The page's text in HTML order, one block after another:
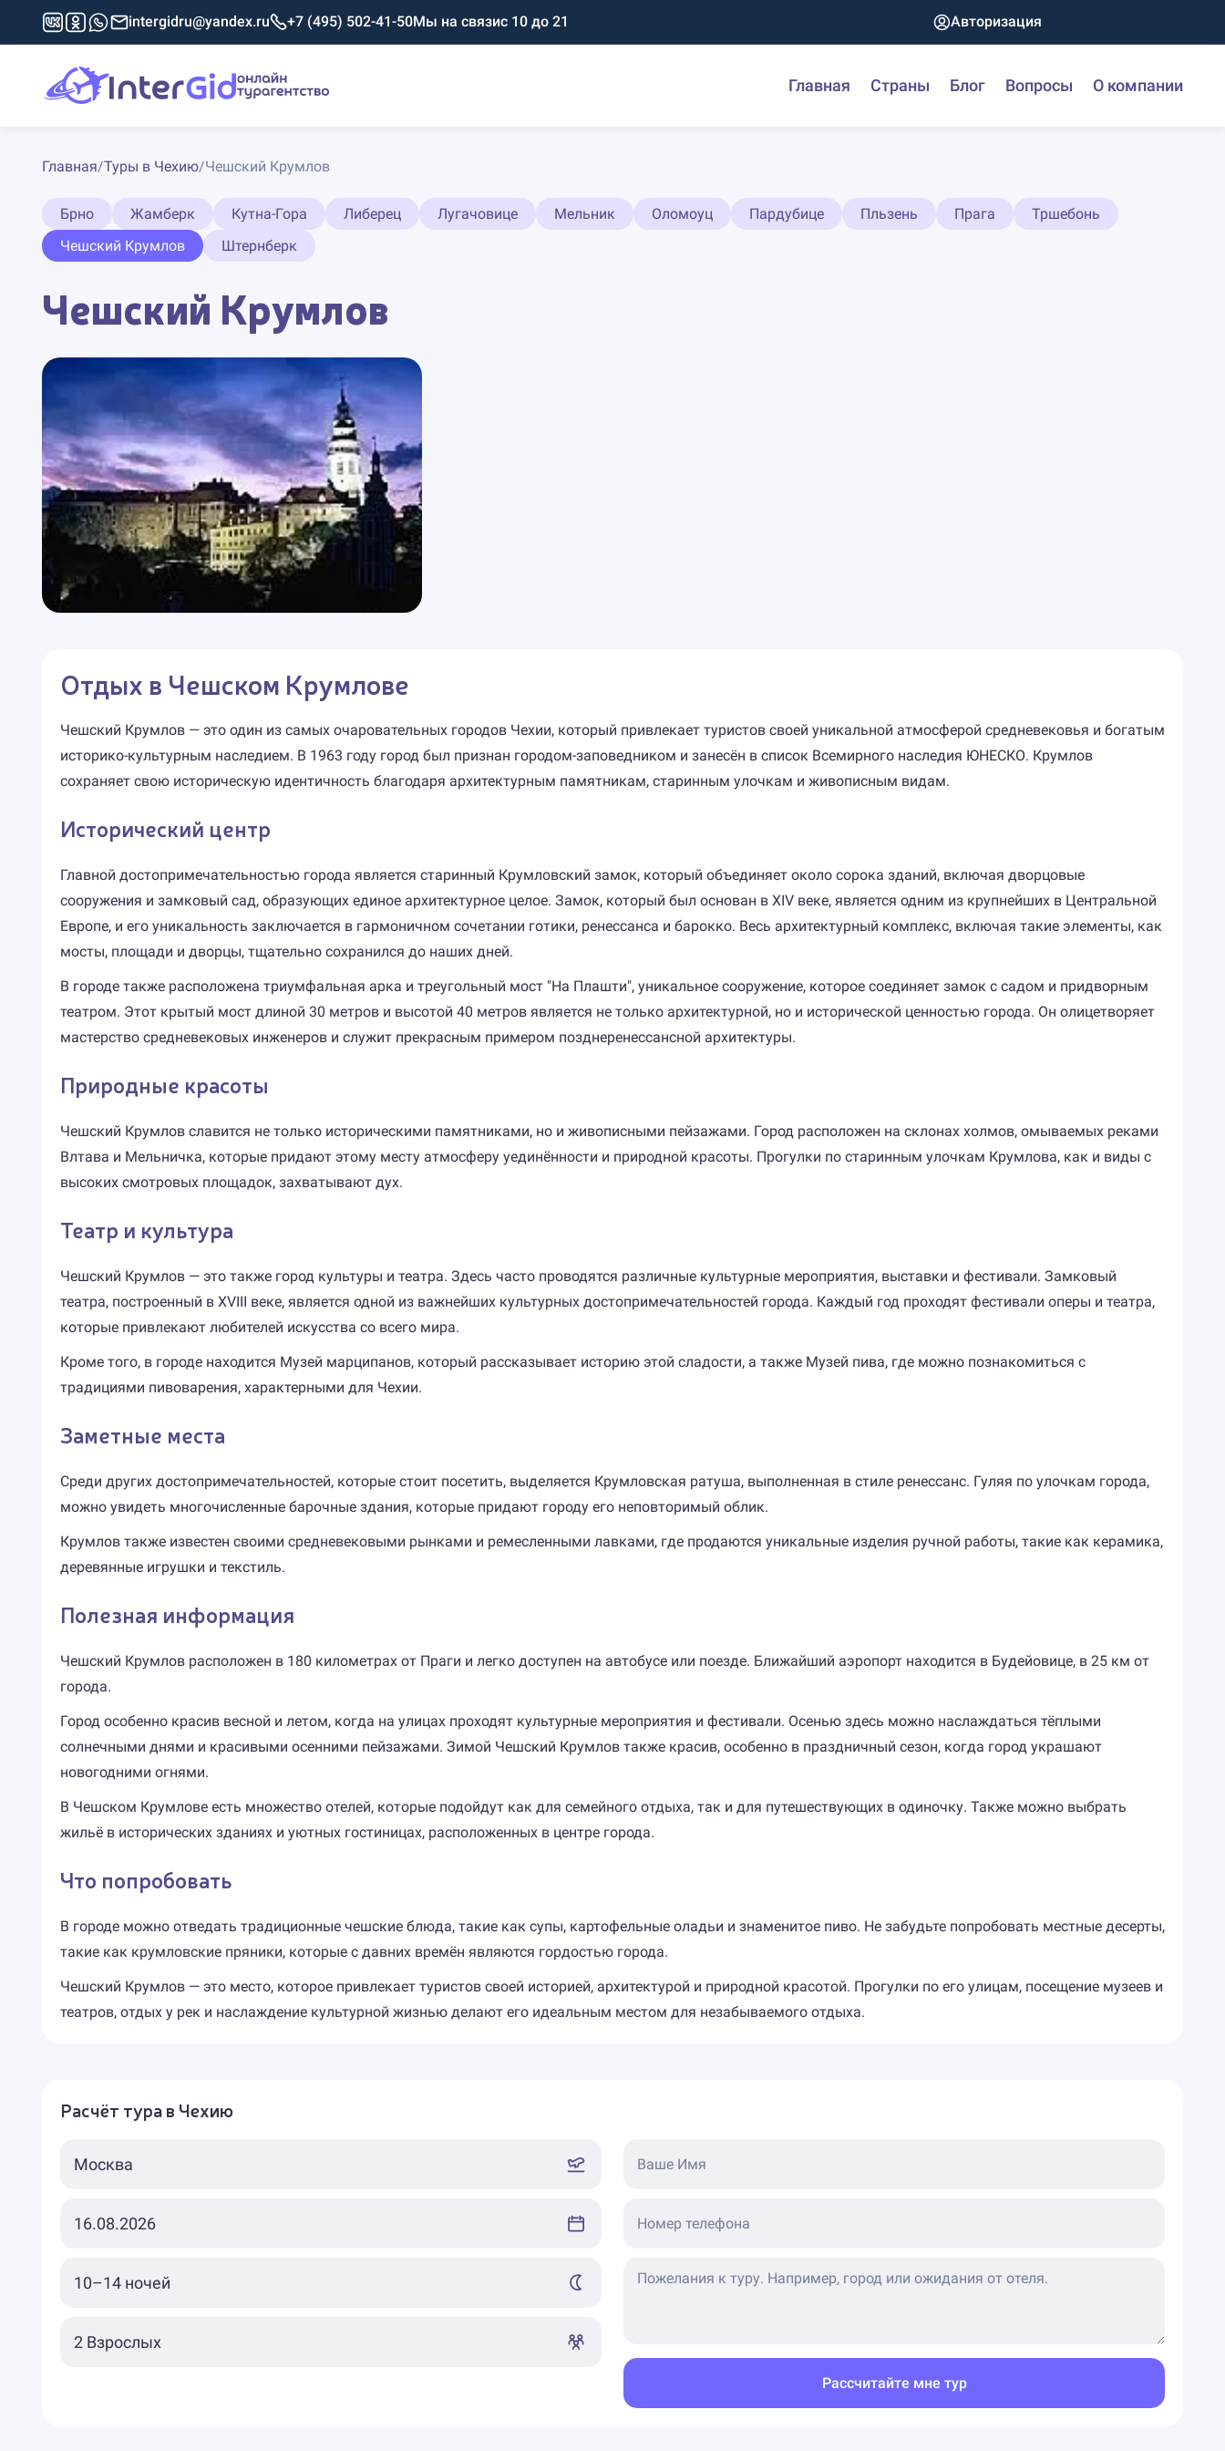
intergidru@yandex.ru +7 (495) 502-41-50Мы на связис 10 до 21 Авторизация
Главная Страны Блог Вопросы О компании
Главная/Туры в Чехию/Чешский Крумлов
Брно Жамберк Кутна-Гора Либерец Лугачовице Мельник Оломоуц Пардубице Пльзень Прага
Тршебонь
Чешский Крумлов
Штернберк
Чешский Крумлов
Отдых в Чешском Крумлове
Чешский Крумлов — это один из самых очаровательных городов Чехии, который привлекает туристов своей уникальной атмосферой средневековья и богатым
историко-культурным наследием. В 1963 году город был признан городом-заповедником и занесён в список Всемирного наследия ЮНЕСКО. Крумлов
сохраняет свою историческую идентичность благодаря архитектурным памятникам, старинным улочкам и живописным видам.
Исторический центр
Главной достопримечательностью города является старинный Крумловский замок, который объединяет около сорока зданий, включая дворцовые
сооружения и замковый сад, образующих единое архитектурное целое. Замок, который был основан в XIV веке, является одним из крупнейших в Центральной
Европе, и его уникальность заключается в гармоничном сочетании готики, ренессанса и барокко. Весь архитектурный комплекс, включая такие элементы, как
мосты, площади и дворцы, тщательно сохранился до наших дней.
В городе также расположена триумфальная арка и треугольный мост "На Плашти", уникальное сооружение, которое соединяет замок с садом и придворным
театром. Этот крытый мост длиной 30 метров и высотой 40 метров является не только архитектурной, но и исторической ценностью города. Он олицетворяет
мастерство средневековых инженеров и служит прекрасным примером позднеренессансной архитектуры.
Природные красоты
Чешский Крумлов славится не только историческими памятниками, но и живописными пейзажами. Город расположен на склонах холмов, омываемых реками
Влтава и Мельничка, которые придают этому месту атмосферу уединённости и природной красоты. Прогулки по старинным улочкам Крумлова, как и виды с
высоких смотровых площадок, захватывают дух.
Театр и культура
Чешский Крумлов — это также город культуры и театра. Здесь часто проводятся различные культурные мероприятия, выставки и фестивали. Замковый
театра, построенный в XVIII веке, является одной из важнейших культурных достопримечательностей города. Каждый год проходят фестивали оперы и театра,
которые привлекают любителей искусства со всего мира.
Кроме того, в городе находится Музей марципанов, который рассказывает историю этой сладости, а также Музей пива, где можно познакомиться с
традициями пивоварения, характерными для Чехии.
Заметные места
Среди других достопримечательностей, которые стоит посетить, выделяется Крумловская ратуша, выполненная в стиле ренессанс. Гуляя по улочкам города,
можно увидеть многочисленные барочные здания, которые придают городу его неповторимый облик.
Крумлов также известен своими средневековыми рынками и ремесленными лавками, где продаются уникальные изделия ручной работы, такие как керамика,
деревянные игрушки и текстиль.
Полезная информация
Чешский Крумлов расположен в 180 километрах от Праги и легко доступен на автобусе или поезде. Ближайший аэропорт находится в Будейовице, в 25 км от
города.
Город особенно красив весной и летом, когда на улицах проходят культурные мероприятия и фестивали. Осенью здесь можно наслаждаться тёплыми
солнечными днями и красивыми осенними пейзажами. Зимой Чешский Крумлов также красив, особенно в праздничный сезон, когда город украшают
новогодними огнями.
В Чешском Крумлове есть множество отелей, которые подойдут как для семейного отдыха, так и для путешествующих в одиночку. Также можно выбрать
жильё в исторических зданиях и уютных гостиницах, расположенных в центре города.
Что попробовать
В городе можно отведать традиционные чешские блюда, такие как супы, картофельные оладьи и знаменитое пиво. Не забудьте попробовать местные десерты,
такие как крумловские пряники, которые с давних времён являются гордостью города.
Чешский Крумлов — это место, которое привлекает туристов своей историей, архитектурой и природной красотой. Прогулки по его улицам, посещение музеев и
театров, отдых у рек и наслаждение культурной жизнью делают его идеальным местом для незабываемого отдыха.
Расчёт тура в Чехию
Ваше Имя
Номер телефона
Рассчитайте мне тур